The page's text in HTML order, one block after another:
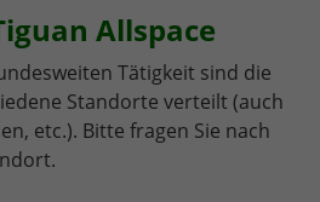
Allspace
Tätigkeit sind die
Standorte verteilt (auch
etc.). Bitte fragen Sie nach